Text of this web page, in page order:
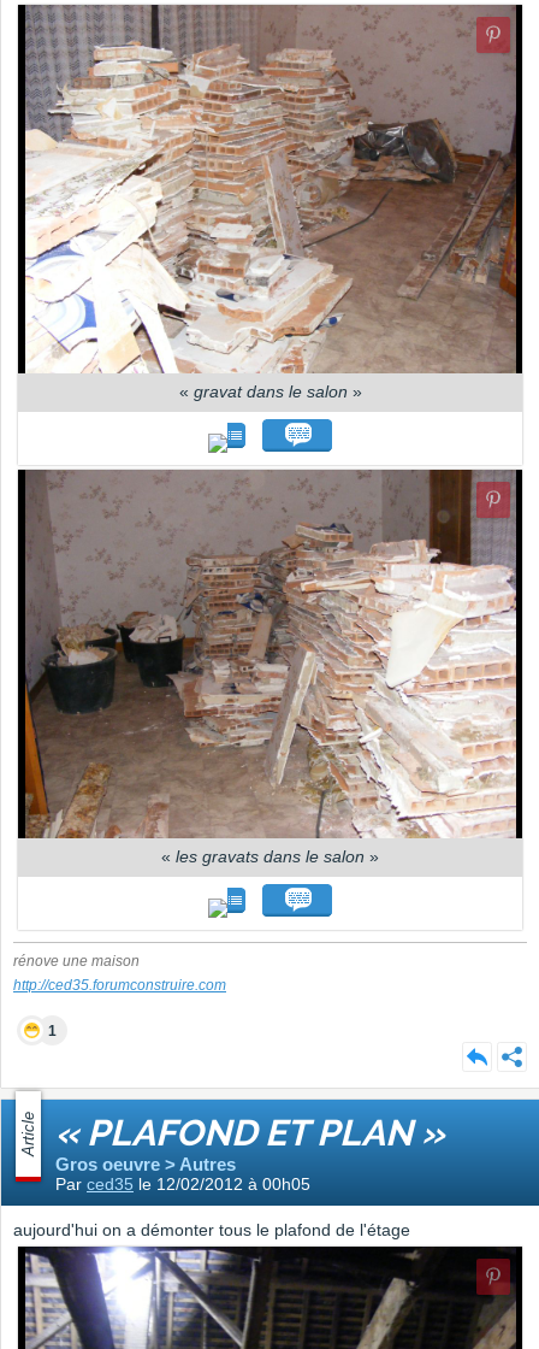
« gravat dans le salon »
« les gravats dans le salon »
rénove une maison
http://ced35.forumconstruire.com
1
Article « PLAFOND ET PLAN »
Gros oeuvre > Autres
Par ced35 le 12/02/2012 à 00h05
aujourd'hui on a démonter tous le plafond de l'étage